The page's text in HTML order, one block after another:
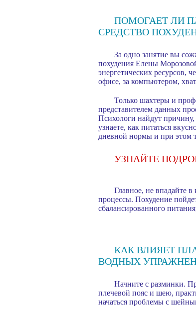
ПОМОГАЕТ ЛИ
СРЕДСТВО
За одно занятие вы
похудения Елены
энергетических ресурсов,
офисе, за компьютером,
Только шахтеры и
представителем данных
Психологи найдут
узнаете, как питаться
дневной нормы и при этом
УЗНАЙТЕ
Главное, не впадайте
процессы. Похудение
сбалансированного
КАК ВЛИЯЕТ
ВОДНЫХ
Начните с разминки.
плечевой пояс и шею,
начаться проблемы с